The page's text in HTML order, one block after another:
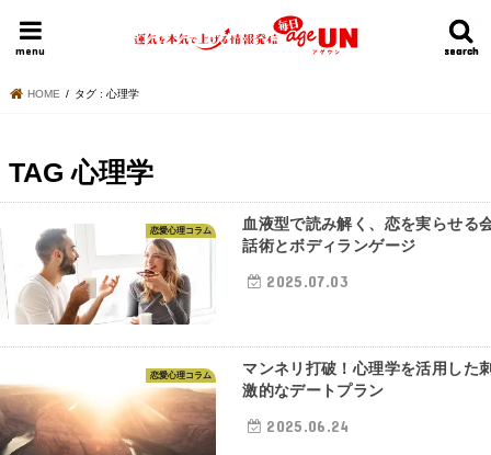
search
search
menu
HOME 明日の運勢ランキング 今週の運勢
HOME タグ : 心理学
TAG 心理学
恋愛心理コラム
血液型で読み解く、恋を実らせる
話術とボディランゲージ
2025.07.03
恋愛心理コラム
マンネリ打破！心理学を活用した
激的なデートプラン
2025.06.24